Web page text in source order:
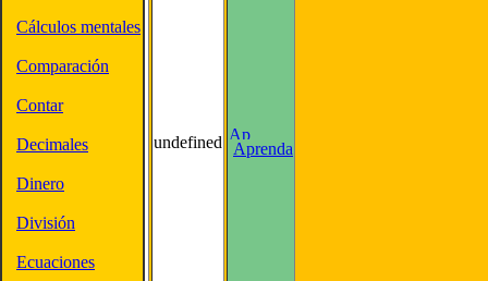
Cálculos mentales
Comparación
Contar
Decimales
Dinero
División
Ecuaciones
undefined Aprenda